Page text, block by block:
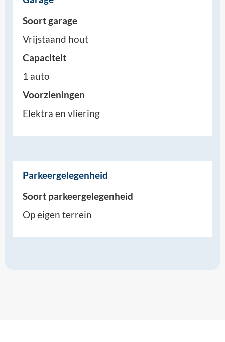
Soort garage
Vrijstaand hout
Capaciteit
1 auto
Voorzieningen
Elektra en vliering
Parkeergelegenheid
Soort parkeergelegenheid
Op eigen terrein